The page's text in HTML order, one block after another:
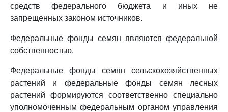
средств федерального бюджета и иных не
запрещенных законом источников.
Федеральные фонды семян являются федеральной
собственностью.
Федеральные фонды семян сельскохозяйственных
растений и федеральные фонды семян лесных
растений формируются соответственно специально
уполномоченным федеральным органом управления